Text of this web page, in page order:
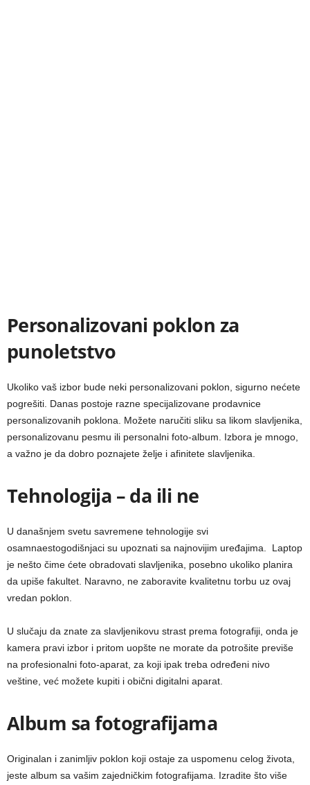
Personalizovani poklon za
punoletstvo
Ukoliko vaš izbor bude neki personalizovani poklon, sigurno nećete
pogrešiti. Danas postoje razne specijalizovane prodavnice
personalizovanih poklona. Možete naručiti sliku sa likom slavljenika,
personalizovanu pesmu ili personalni foto-album. Izbora je mnogo,
a važno je da dobro poznajete želje i afinitete slavljenika.
Tehnologija – da ili ne
U današnjem svetu savremene tehnologije svi
osamnaestogodišnjaci su upoznati sa najnovijim uređajima. Laptop
je nešto čime ćete obradovati slavljenika, posebno ukoliko planira
da upiše fakultet. Naravno, ne zaboravite kvalitetnu torbu uz ovaj
vredan poklon.
U slučaju da znate za slavljenikovu strast prema fotografiji, onda je
kamera pravi izbor i pritom uopšte ne morate da potrošite previše
na profesionalni foto-aparat, za koji ipak treba određeni nivo
veštine, već možete kupiti i obični digitalni aparat.
Album sa fotografijama
Originalan i zanimljiv poklon koji ostaje za uspomenu celog života,
jeste album sa vašim zajedničkim fotografijama. Izradite što više